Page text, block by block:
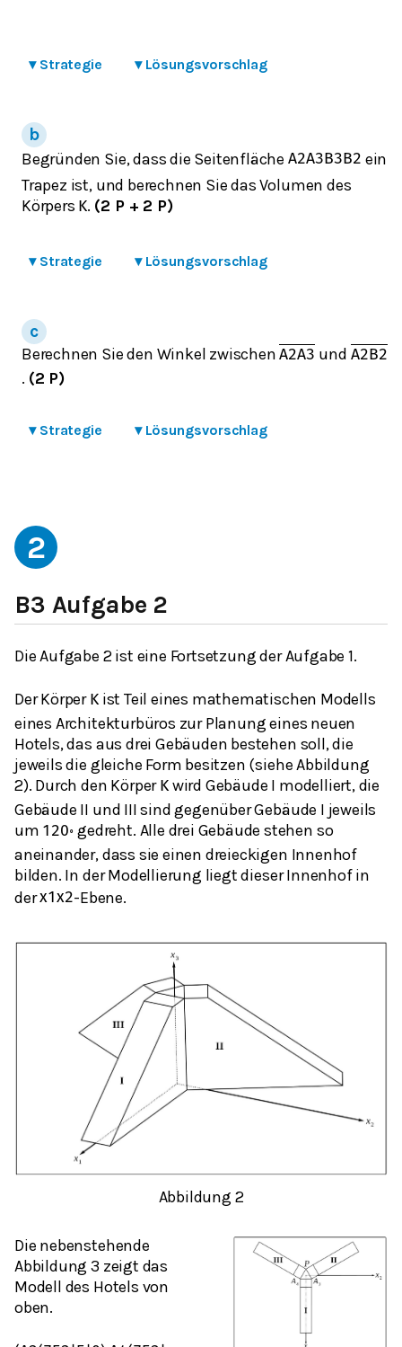
▾ Strategie ▾ Lösungsvorschlag
Begründen Sie, dass die Seitenfläche A2A3 B3 B2 ein
Trapez ist, und berechnen Sie das Volumen des
Körpers K. (2 P + 2 P)
▾ Strategie ▾ Lösungsvorschlag
Berechnen Sie den Winkel zwischenA2A3 und A2 B2
. (2 P)
▾ Strategie ▾ Lösungsvorschlag
2
B3 Aufgabe 2
Die Aufgabe 2 ist eine Fortsetzung der Aufgabe 1.
Der Körper Kist Teil eines mathematischen Modells
eines Architekturbüros zur Planung eines neuen
Hotels, das aus drei Gebäuden bestehen soll, die
jeweils die gleiche Form besitzen (siehe Abbildung
2). Durch den Körper Kwird Gebäude I modelliert, die
Gebäude II und III sind gegenüber Gebäude I jeweils
um 120∘ gedreht. Alle drei Gebäude stehen so
aneinander, dass sie einen dreieckigen Innenhof
bilden. In der Modellierung liegt dieser Innenhof in
derx1x2-Ebene.
Abbildung 2
Die nebenstehende
Abbildung 3 zeigt das
Modell des Hotels von
oben.